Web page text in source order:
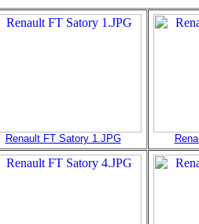
Renault FT Satory 1.JPG